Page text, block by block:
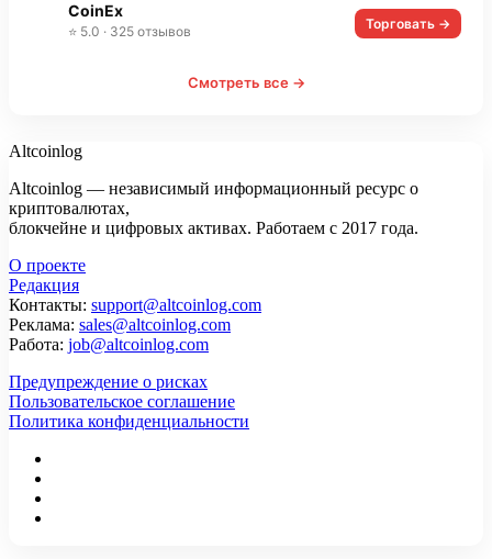
CoinEx
⭐ 5.0 · 325 отзывов Торговать →
Смотреть все →
Altcoinlog
Altcoinlog — независимый информационный ресурс о
криптовалютах,
блокчейне и цифровых активах. Работаем с 2017 года.
О проекте
Редакция
Контакты: support@altcoinlog.com
Реклама: sales@altcoinlog.com
Работа: job@altcoinlog.com
Предупреждение о рисках
Пользовательское соглашение
Политика конфиденциальности